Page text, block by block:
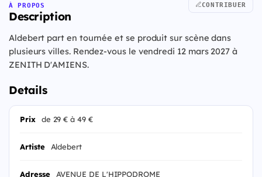
À PROPOS
Description
CONTRIBUER
Aldebert part en tournée et se produit sur scène dans
plusieurs villes. Rendez-vous le vendredi 12 mars 2027 à
ZENITH D'AMIENS.
Details
Prix de 29 € à 49 €
Artiste Aldebert
Adresse AVENUE DE L'HIPPODROME